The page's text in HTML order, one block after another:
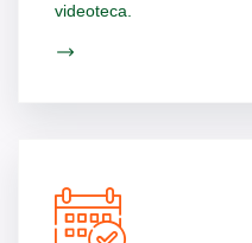
videoteca.